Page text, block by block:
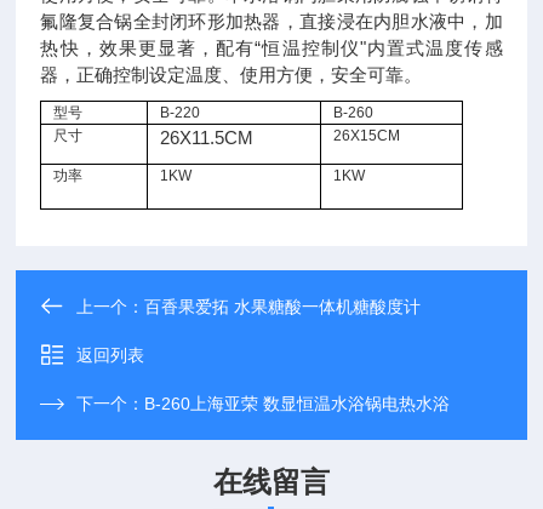
氟隆复合锅全封闭环形加热器，直接浸在内胆水液中，加
热快，效果更显著，配有“恒温控制仪"内置式温度传感
器，正确控制设定温度、使用方便，安全可靠。
型号 B-220
B-260
尺寸
26X11.5CM 26X15CM
功率 1KW 1KW
上一个：百香果爱拓 水果糖酸一体机糖酸度计
返回列表
下一个： B-260上海亚荣 数显恒温水浴锅电热水浴
在线留言